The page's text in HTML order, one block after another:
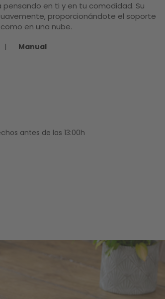
pensando en ti y en tu comodidad. Su
proporcionándote el soporte
en una nube.
| Manual
antes de las 13:00h